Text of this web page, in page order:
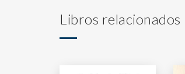
Libros relacionados